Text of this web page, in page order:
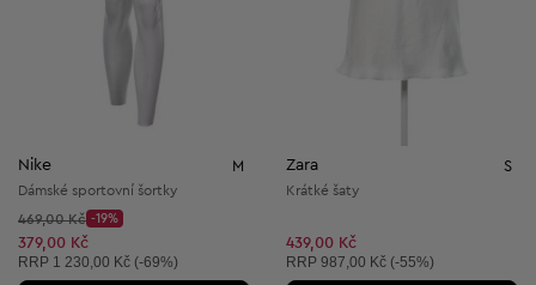
Nike M
Dámské sportovní šortky
Původní cena:
469,00 Kč
Discount Price:
-19%
Snížená cena:
379,00 Kč
Doporučená cena:
RRP 1 230,00 Kč (-69%)
Zara S
Krátké šaty
439,00 Kč
Doporučená cena:
RRP 987,00 Kč (-55%)